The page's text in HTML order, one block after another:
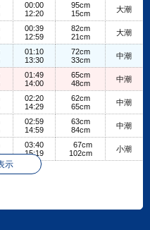
00:00
12:20
95cm
15cm
大潮
00:39
12:59
82cm
21cm
大潮
01:10
13:30
72cm
33cm
中潮
01:49
14:00
65cm
48cm
中潮
02:20
14:29
62cm
65cm
中潮
02:59
14:59
63cm
84cm
中潮
03:40
15:19
67cm
102cm
小潮
示